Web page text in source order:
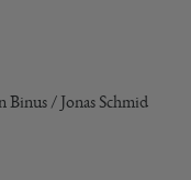
Binus / Jonas Schmid